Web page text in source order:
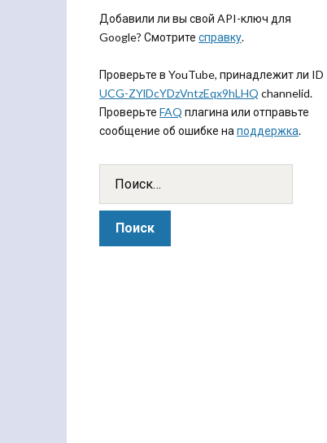
Добавили ли вы свой API-ключ для
Google? Смотрите справку.
Проверьте в YouTube, принадлежит ли ID
UCG-ZYlDcYDzVntzEqx9hLHQ channelid.
Проверьте FAQ плагина или отправьте
сообщение об ошибке на поддержка.